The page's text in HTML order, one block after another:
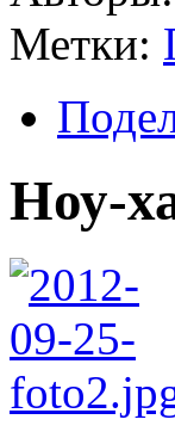
Метки:
Ноу-